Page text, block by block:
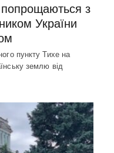
з
України
пункту Тихе на
землю від